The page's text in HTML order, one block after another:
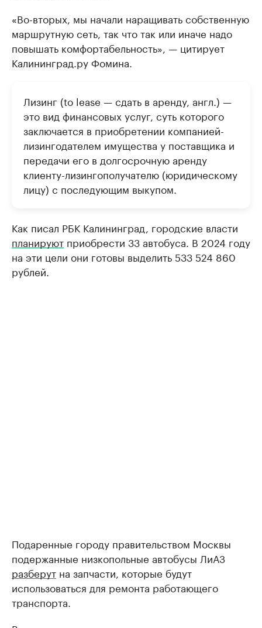
«Во-вторых, мы начали наращивать собственную
маршрутную сеть, так что так или иначе надо
повышать комфортабельность», — цитирует
Калининград.ру Фомина.
Лизинг (to lease — сдать в аренду, англ.) —
это вид финансовых услуг, суть которого
заключается в приобретении компанией-
лизингодателем имущества у поставщика и
передачи его в долгосрочную аренду
клиенту-лизингополучателю (юридическому
лицу) с последующим выкупом.
Как писал РБК Калининград, городские власти
планируют приобрести 33 автобуса. В 2024 году
на эти цели они готовы выделить 533 524 860
рублей.
Подаренные городу правительством Москвы
подержанные низкопольные автобусы ЛиАЗ
разберут на запчасти, которые будут
использоваться для ремонта работающего
транспорта.